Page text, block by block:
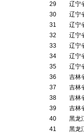
29
辽宁
30
辽宁
31
辽宁
32
辽宁
33
辽宁
34
辽宁
35
辽宁
36
吉林
37
吉林
38
吉林
39
吉林
40
黑龙
41
黑龙